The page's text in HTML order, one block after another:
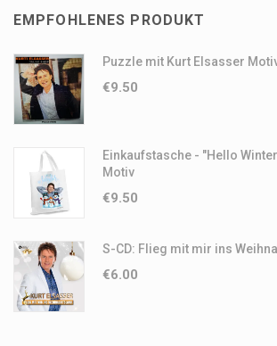
EMPFOHLENES PRODUKT
Puzzle mit Kurt Elsasser
€9.50
Einkaufstasche - "Hello
Motiv
€9.50
S-CD: Flieg mit mir ins
€6.00